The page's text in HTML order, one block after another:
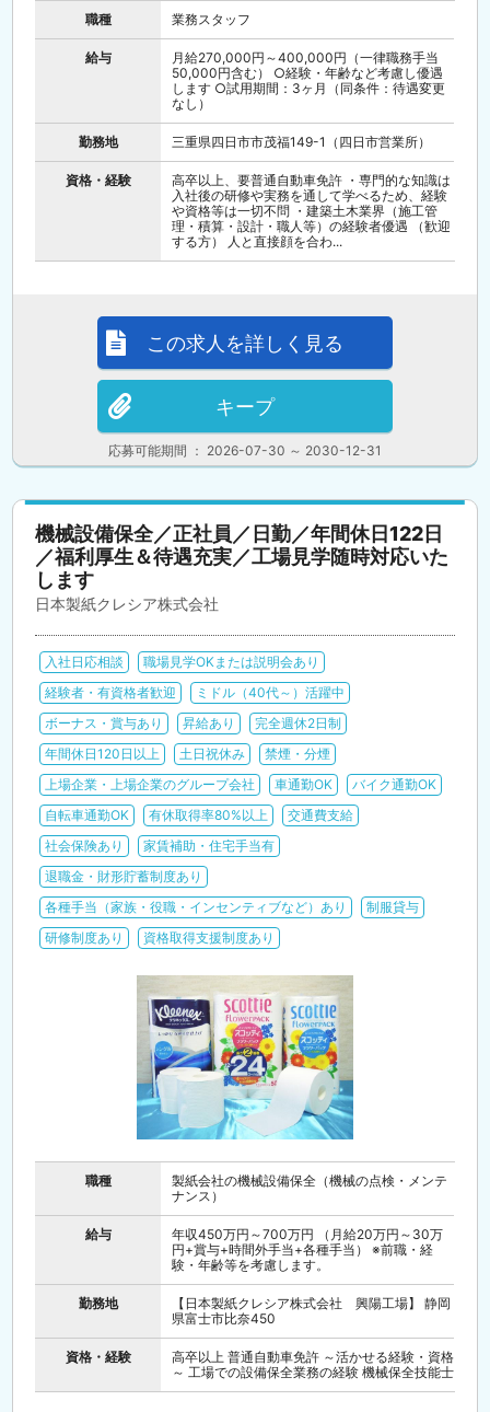
職種 業務スタッフ
給与
月給270,000円～400,000円（一律職務手当
50,000円含む） ○経験・年齢など考慮し優遇
します ○試用期間：3ヶ月（同条件：待遇変更
なし）
勤務地 三重県四日市市茂福149-1（四日市営業所）
資格・経験
高卒以上、要普通自動車免許 ・専門的な知識は
入社後の研修や実務を通して学べるため、経験
や資格等は一切不問 ・建築土木業界（施工管
理・積算・設計・職人等）の経験者優遇 （歓迎
する方） 人と直接顔を合わ...
応募可能期間 ： 2026-07-30 ～ 2030-12-31
この求人を詳しく見る
キープ
機械設備保全／正社員／日勤／年間休日122日
／福利厚生＆待遇充実／工場見学随時対応いた
します
日本製紙クレシア株式会社
入社日応相談
職場見学OKまたは説明会あり
経験者・有資格者歓迎
ミドル（40代～）活躍中
ボーナス・賞与あり
昇給あり
完全週休2日制
年間休日120日以上
土日祝休み
禁煙・分煙
上場企業・上場企業のグループ会社
車通勤OK
バイク通勤OK
自転車通勤OK
有休取得率80%以上
交通費支給
社会保険あり
家賃補助・住宅手当有
退職金・財形貯蓄制度あり
各種手当（家族・役職・インセンティブなど）あり
制服貸与
研修制度あり
資格取得支援制度あり
職種
製紙会社の機械設備保全（機械の点検・メンテ
ナンス）
給与
年収450万円～700万円 （月給20万円～30万
円+賞与+時間外手当+各種手当） ※前職・経
験・年齢等を考慮します。
勤務地
【日本製紙クレシア株式会社 興陽工場】 静岡
県富士市比奈450
資格・経験
高卒以上 普通自動車免許 ～活かせる経験・資格
～ 工場での設備保全業務の経験 機械保全技能士